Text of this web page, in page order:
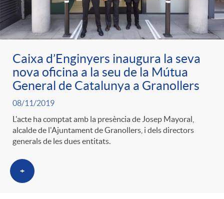
r
e
n
s
a
r
i
e
s
a
F
i
l
t
r
o
n
t
i
n
g
Caixa d’Enginyers inaugura la seva
nova oficina a la seu de la Mútua
General de Catalunya a Granollers
08/11/2019
L'acte ha comptat amb la presència de Josep Mayoral,
alcalde de l'Ajuntament de Granollers, i dels directors
generals de les dues entitats.
+